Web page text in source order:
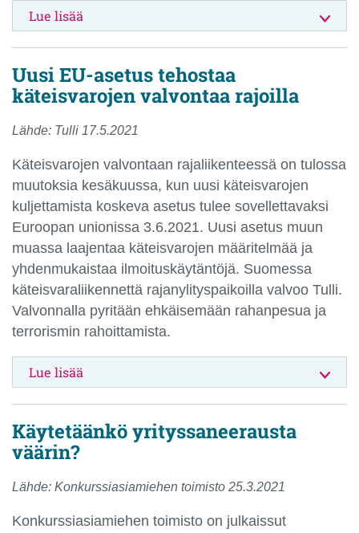
Lue lisää
Uusi EU-asetus tehostaa
käteisvarojen valvontaa rajoilla
Lähde: Tulli 17.5.2021
Käteisvarojen valvontaan rajaliikenteessä on tulossa
muutoksia kesäkuussa, kun uusi käteisvarojen
kuljettamista koskeva asetus tulee sovellettavaksi
Euroopan unionissa 3.6.2021. Uusi asetus muun
muassa laajentaa käteisvarojen määritelmää ja
yhdenmukaistaa ilmoituskäytäntöjä. Suomessa
käteisvaraliikennettä rajanylityspaikoilla valvoo Tulli.
Valvonnalla pyritään ehkäisemään rahanpesua ja
terrorismin rahoittamista.
Lue lisää
Käytetäänkö yrityssaneerausta
väärin?
Lähde: Konkurssiasiamiehen toimisto 25.3.2021
Konkurssiasiamiehen toimisto on julkaissut